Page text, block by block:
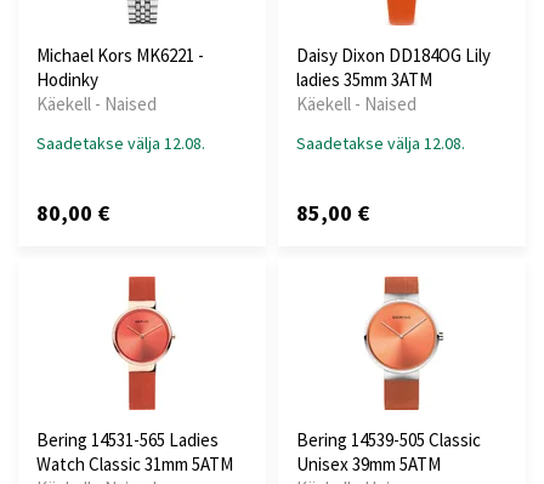
Michael Kors MK6221 -
Hodinky
Käekell - Naised
Saadetakse välja 12.08.
80,00 €
Daisy Dixon DD184OG Lily
ladies 35mm 3ATM
Käekell - Naised
Saadetakse välja 12.08.
85,00 €
Bering 14531-565 Ladies
Watch Classic 31mm 5ATM
Bering 14539-505 Classic
Unisex 39mm 5ATM